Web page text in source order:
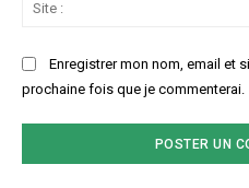
Enregistrer mon nom, email et
prochaine fois que je commenterai.